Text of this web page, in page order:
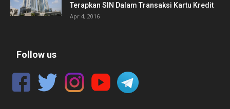
Terapkan SIN Dalam Transaksi Kartu Kredit
Apr 4, 2016
Follow us